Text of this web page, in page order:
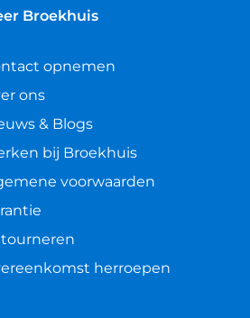
Broekhuis
opnemen
ons
& Blogs
bij Broekhuis
voorwaarden
herroepen